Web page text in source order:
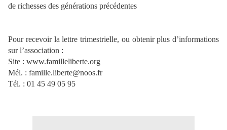
de richesses des générations précédentes
Pour recevoir la lettre trimestrielle, ou obtenir plus d’informations
sur l’association :
Site : www.familleliberte.org
Mél. : famille.liberte@noos.fr
Tél. : 01 45 49 05 95